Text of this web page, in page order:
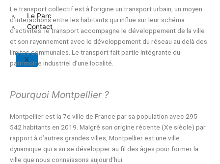
Le Parc
Contact
X
Le transport collectif est à l’origine un transport urbain, un moyen
d’interactions entre les habitants qui influe sur leur schéma
d’activités. le transport accompagne le développement de la ville
et son rayonnement avec le développement du réseau au delà des
limites communales. Le transport fait partie intégrante du
patrimoine industriel d’une localité.
Pourquoi Montpellier ?
Montpellier est la 7e ville de France par sa population avec 295
542 habitants en 2019. Malgré son origine récente (Xe siècle) par
rapport à d’autres grandes villes, Montpellier est une ville
dynamique qui a su se développer au fil des âges pour former la
ville que nous connaissons aujourd’hui.